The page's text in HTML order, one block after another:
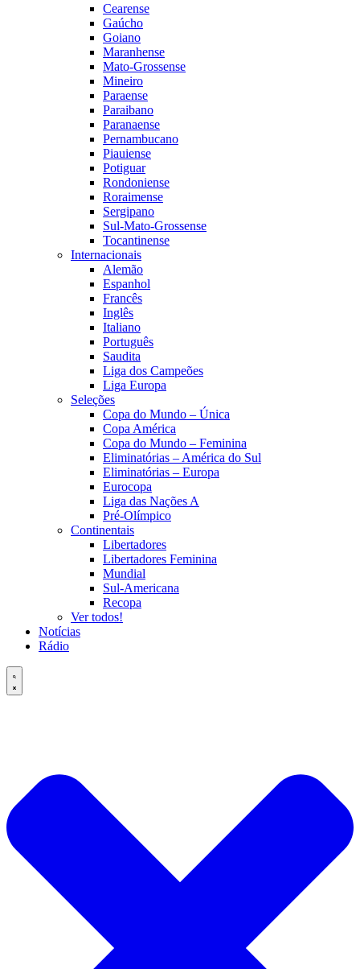
Cearense
Gaúcho
Goiano
Maranhense
Mato-Grossense
Mineiro
Paraense
Paraibano
Paranaense
Pernambucano
Piauiense
Potiguar
Rondoniense
Roraimense
Sergipano
Sul-Mato-Grossense
Tocantinense
Internacionais
Alemão
Espanhol
Francês
Inglês
Italiano
Português
Saudita
Liga dos Campeões
Liga Europa
Seleções
Copa do Mundo – Única
Copa América
Copa do Mundo – Feminina
Eliminatórias – América do Sul
Eliminatórias – Europa
Eurocopa
Liga das Nações A
Pré-Olímpico
Continentais
Libertadores
Libertadores Feminina
Mundial
Sul-Americana
Recopa
Ver todos!
Notícias
Rádio